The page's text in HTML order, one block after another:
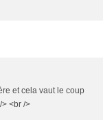
et cela vaut le coup
> <br />